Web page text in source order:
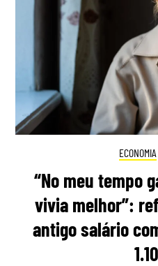
ECONOMIA
“No meu tempo
vivia melhor”:
antigo salário